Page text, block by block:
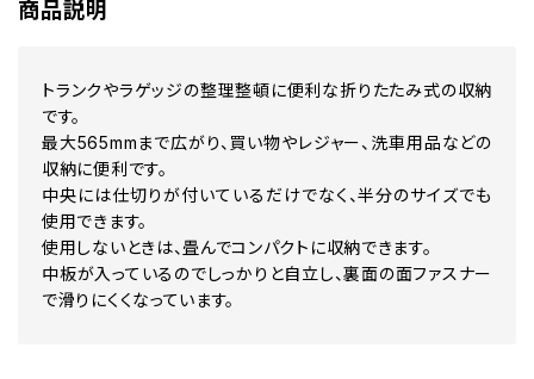
商品説明
トランクやラゲッジの整理整頓に便利な折りたたみ式の収納
です。
最大565mmまで広がり、買い物やレジャー、洗車用品などの
収納に便利です。
中央には仕切りが付いているだけでなく、半分のサイズでも
使用できます。
使用しないときは、畳んでコンパクトに収納できます。
中板が入っているのでしっかりと自立し、裏面の面ファスナー
で滑りにくくなっています。